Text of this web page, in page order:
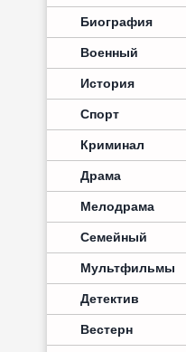
Биография
Военный
История
Спорт
Криминал
Драма
Мелодрама
Семейный
Мультфильмы
Детектив
Вестерн